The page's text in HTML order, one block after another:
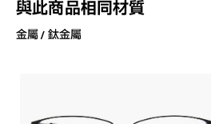
與此商品相同材質
金屬 / 鈦金屬